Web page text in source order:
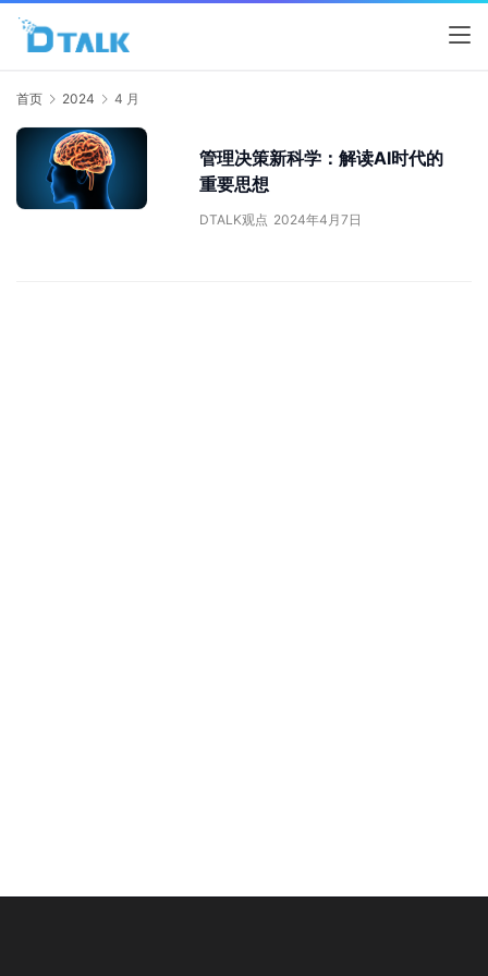
首页 2024 4 月
管理决策新科学：解读AI时代的
重要思想
DTALK观点 2024年4月7日